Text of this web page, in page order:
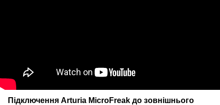
Підключення Arturia MicroFreak до зовнішнього